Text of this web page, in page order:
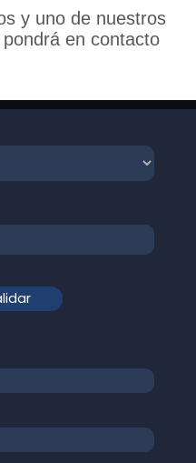
y uno de nuestros
en contacto